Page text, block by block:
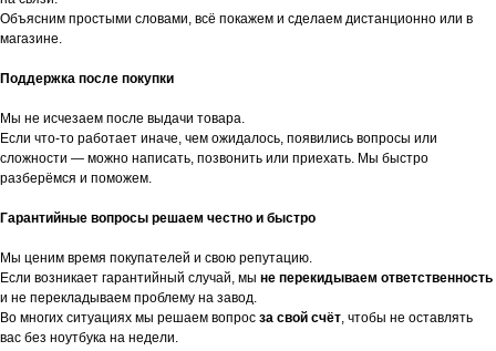
Объясним простыми словами, всё покажем и сделаем дистанционно или в
магазине.
Поддержка после покупки
Мы не исчезаем после выдачи товара.
Если что-то работает иначе, чем ожидалось, появились вопросы или
сложности — можно написать, позвонить или приехать. Мы быстро
разберёмся и поможем.
Гарантийные вопросы решаем честно и быстро
Мы ценим время покупателей и свою репутацию.
Если возникает гарантийный случай, мы не перекидываем ответственность
и не перекладываем проблему на завод.
Во многих ситуациях мы решаем вопрос за свой счёт, чтобы не оставлять
вас без ноутбука на недели.